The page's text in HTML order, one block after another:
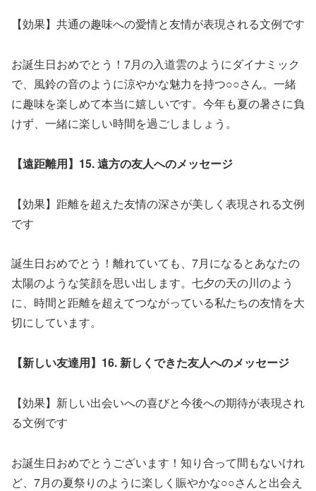
【効果】共通の趣味への愛情と友情が表現される文例です
お誕生日おめでとう！7月の入道雲のようにダイナミック
で、風鈴の音のように涼やかな魅力を持つ○○さん。一緒
に趣味を楽しめて本当に嬉しいです。今年も夏の暑さに負
けず、一緒に楽しい時間を過ごしましょう。
【遠距離用】15. 遠方の友人へのメッセージ
【効果】距離を超えた友情の深さが美しく表現される文例
です
誕生日おめでとう！離れていても、7月になるとあなたの
太陽のような笑顔を思い出します。七夕の天の川のよう
に、時間と距離を超えてつながっている私たちの友情を大
切にしています。
【新しい友達用】16. 新しくできた友人へのメッセージ
【効果】新しい出会いへの喜びと今後への期待が表現され
る文例です
お誕生日おめでとうございます！知り合って間もないけれ
ど、7月の夏祭りのように楽しく賑やかな○○さんと出会え